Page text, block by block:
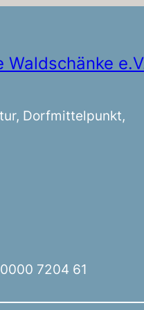
Waldschänke
Dorfmittelpunkt,
7204 61